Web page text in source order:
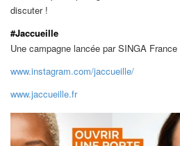
discuter !
#Jaccueille
Une campagne lancée par SINGA France
www.instagram.com/jaccueille/
www.jaccueille.fr